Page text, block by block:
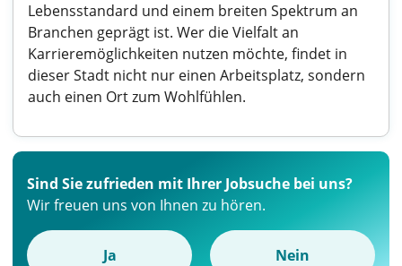
Lebensstandard und einem breiten Spektrum an
Branchen geprägt ist. Wer die Vielfalt an
Karrieremöglichkeiten nutzen möchte, findet in
dieser Stadt nicht nur einen Arbeitsplatz, sondern
auch einen Ort zum Wohlfühlen.
Sind Sie zufrieden mit Ihrer Jobsuche bei uns?
Wir freuen uns von Ihnen zu hören.
Ja Nein